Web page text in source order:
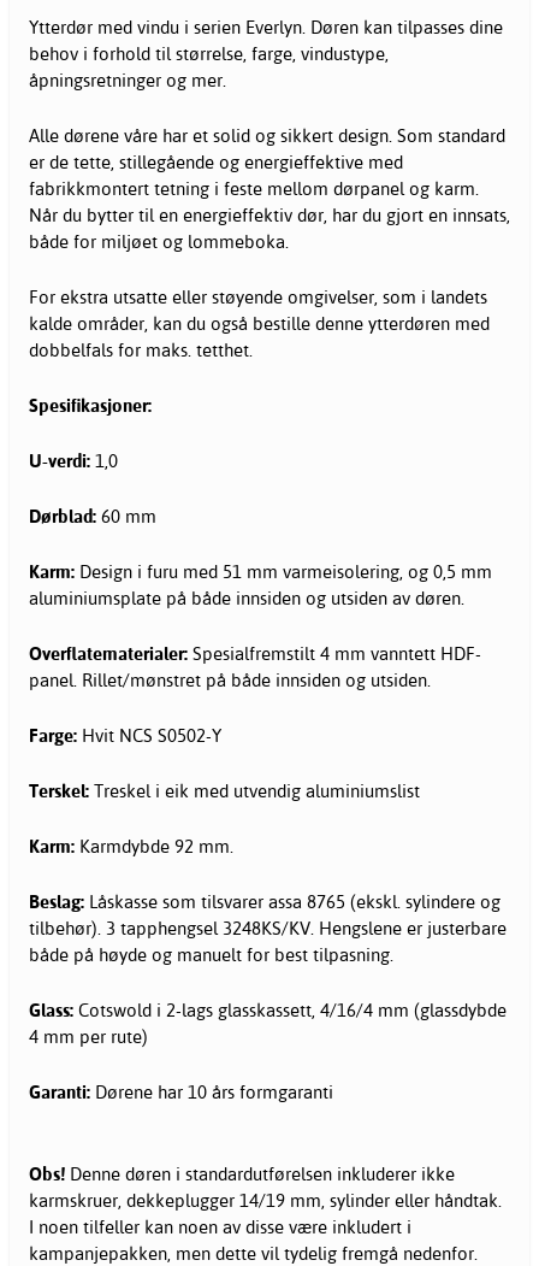
Ytterdør med vindu i serien Everlyn. Døren kan tilpasses dine
behov i forhold til størrelse, farge, vindustype,
åpningsretninger og mer.
Alle dørene våre har et solid og sikkert design. Som standard
er de tette, stillegående og energieffektive med
fabrikkmontert tetning i feste mellom dørpanel og karm.
Når du bytter til en energieffektiv dør, har du gjort en innsats,
både for miljøet og lommeboka.
For ekstra utsatte eller støyende omgivelser, som i landets
kalde områder, kan du også bestille denne ytterdøren med
dobbelfals for maks. tetthet.
Spesifikasjoner:
U-verdi: 1,0
Dørblad: 60 mm
Karm: Design i furu med 51 mm varmeisolering, og 0,5 mm
aluminiumsplate på både innsiden og utsiden av døren.
Overflatematerialer: Spesialfremstilt 4 mm vanntett HDF-
panel. Rillet/mønstret på både innsiden og utsiden.
Farge: Hvit NCS S0502-Y
Terskel: Treskel i eik med utvendig aluminiumslist
Karm: Karmdybde 92 mm.
Beslag: Låskasse som tilsvarer assa 8765 (ekskl. sylindere og
tilbehør). 3 tapphengsel 3248KS/KV. Hengslene er justerbare
både på høyde og manuelt for best tilpasning.
Glass: Cotswold i 2-lags glasskassett, 4/16/4 mm (glassdybde
4 mm per rute)
Garanti: Dørene har 10 års formgaranti
Obs! Denne døren i standardutførelsen inkluderer ikke
karmskruer, dekkeplugger 14/19 mm, sylinder eller håndtak.
I noen tilfeller kan noen av disse være inkludert i
kampanjepakken, men dette vil tydelig fremgå nedenfor.